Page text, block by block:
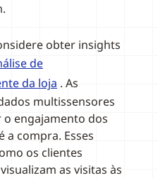
obter insights
de
da loja . As
multissensores
engajamento dos
a compra. Esses
os clientes
as visitas às